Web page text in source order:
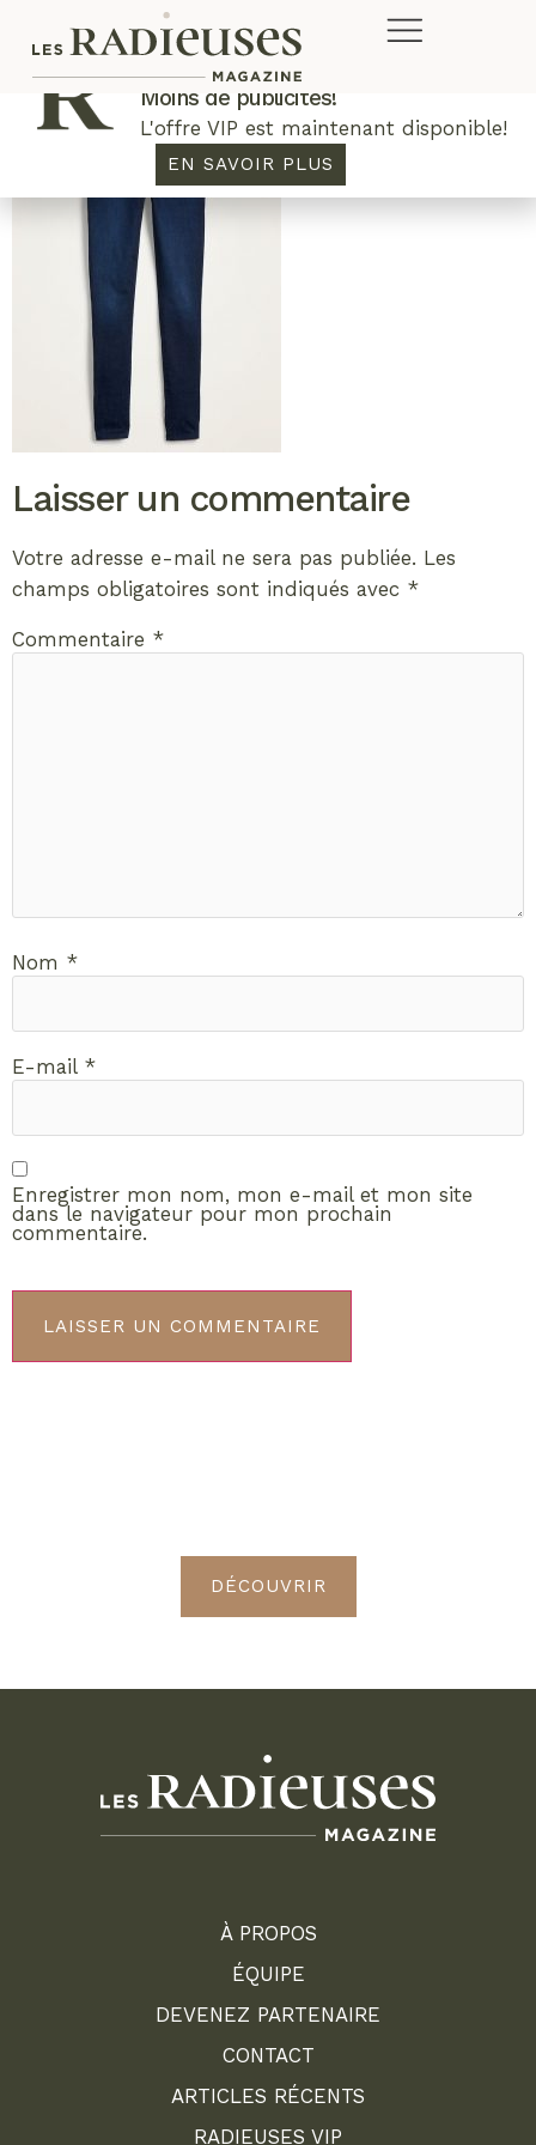
Laisser un commentaire
Votre adresse e-mail ne sera pas publiée. Les
champs obligatoires sont indiqués avec *
Commentaire *
Nom *
E-mail *
Enregistrer mon nom, mon e-mail et mon site
dans le navigateur pour mon prochain
commentaire.
DÉCOUVRIR
À PROPOS
ÉQUIPE
DEVENEZ PARTENAIRE
CONTACT
ARTICLES RÉCENTS
RADIEUSES VIP
Plus de concours. Plus de rabais.
Moins de publicités!
L'offre VIP est maintenant disponible!
EN SAVOIR PLUS